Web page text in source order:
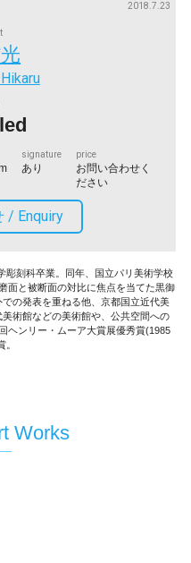
2018.7.23
signature
あり
price
お問い合わせく
ださい
/ Enquiry
彫刻科卒業。同年、国立パリ美術学校
面と被断面の対比に焦点を当てた黒御
の発表を重ねる他、京都国立近代美
術館などの美術館や、公共空間への
ヘンリー・ムーア大賞展優秀賞(1985
Works